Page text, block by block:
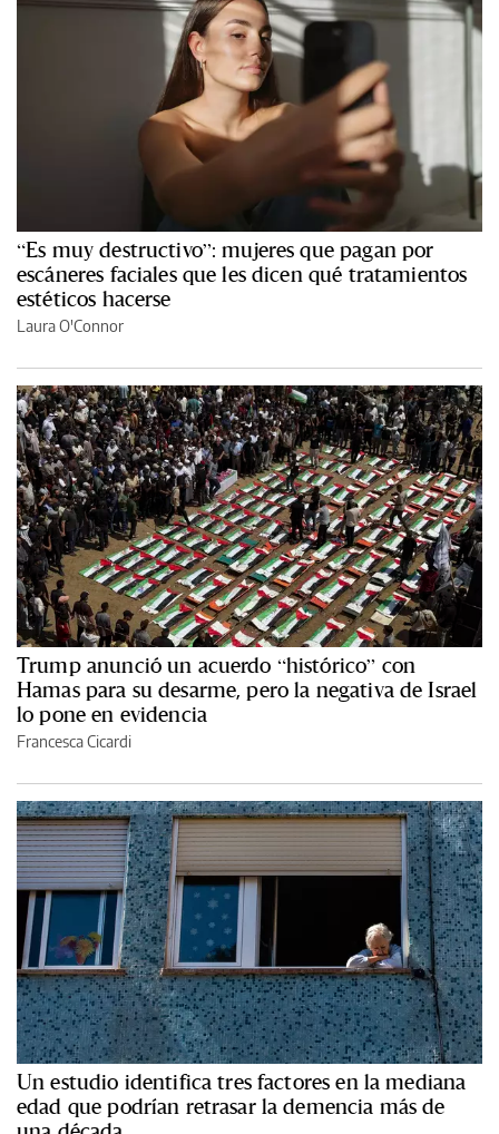
“Es muy destructivo”: mujeres que pagan por
escáneres faciales que les dicen qué tratamientos
estéticos hacerse
Laura O'Connor
Trump anunció un acuerdo “histórico” con
Hamas para su desarme, pero la negativa de Israel
lo pone en evidencia
Francesca Cicardi
Un estudio identifica tres factores en la mediana
edad que podrían retrasar la demencia más de